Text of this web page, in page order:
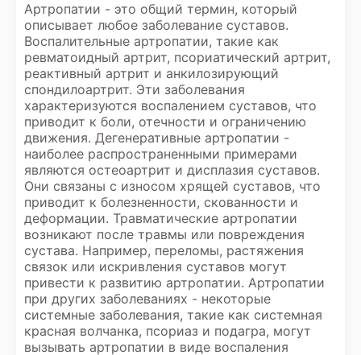
Артропатии - это общий термин, который
описывает любое заболевание суставов.
Воспалительные артропатии, такие как
ревматоидный артрит, псориатический артрит,
реактивный артрит и анкилозирующий
спондилоартрит. Эти заболевания
характеризуются воспалением суставов, что
приводит к боли, отечности и ограничению
движения. Дегенеративные артропатии -
наиболее распространенными примерами
являются остеоартрит и дисплазия суставов.
Они связаны с износом хрящей суставов, что
приводит к болезненности, скованности и
деформации. Травматические артропатии
возникают после травмы или повреждения
сустава. Например, переломы, растяжения
связок или искривления суставов могут
привести к развитию артропатии. Артропатии
при других заболеваниях - некоторые
системные заболевания, такие как системная
красная волчанка, псориаз и подагра, могут
вызывать артропатии в виде воспаления